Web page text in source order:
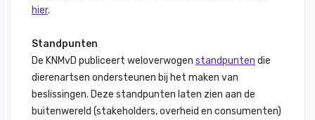
hier.
Standpunten
De KNMvD publiceert weloverwogen standpunten die
dierenartsen ondersteunen bij het maken van
beslissingen. Deze standpunten laten zien aan de
buitenwereld (stakeholders, overheid en consumenten)